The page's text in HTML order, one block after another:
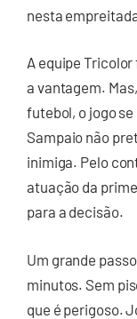
nesta
A equipe
a vantagem.
futebol, o jogo
Sampaio não
inimiga. Pelo
atuação da
para a decisão.
Um grande
minutos. Sem
que é perigoso.